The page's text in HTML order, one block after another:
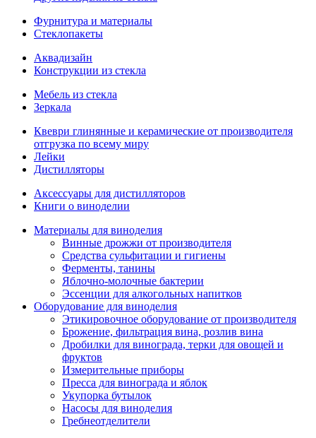
Фурнитура и материалы
Стеклопакеты
Аквадизайн
Конструкции из стекла
Мебель из стекла
Зеркала
Квеври глинянные и керамические от производителя
отгрузка по всему миру
Лейки
Дистилляторы
Аксессуары для дистилляторов
Книги о виноделии
Материалы для виноделия
Винные дрожжи от производителя
Средства сульфитации и гигиены
Ферменты, танины
Яблочно-молочные бактерии
Эссенции для алкогольных напитков
Оборудование для виноделия
Этикировочное оборудование от производителя
Брожение, фильтрация вина, розлив вина
Дробилки для винограда, терки для овощей и
фруктов
Измерительные приборы
Пресса для винограда и яблок
Укупорка бутылок
Насосы для виноделия
Гребнеотделители